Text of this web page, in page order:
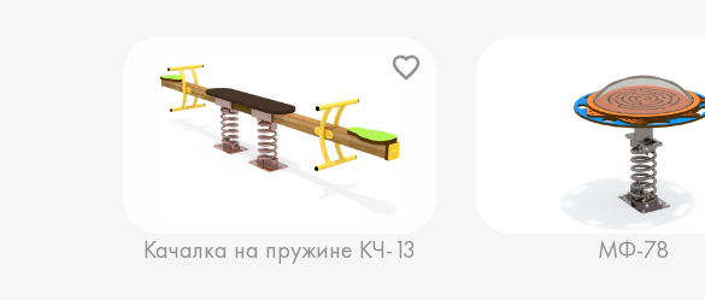
Качалка на пружине КЧ-13 МФ-78